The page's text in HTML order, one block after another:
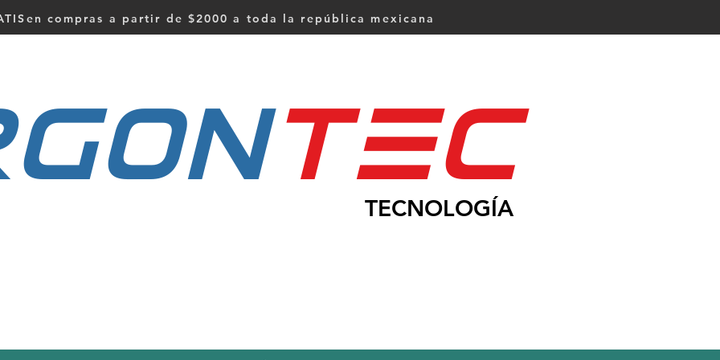
compras a partir de $2000 a toda la república mexicana
tEc
TECNOLOGÍA